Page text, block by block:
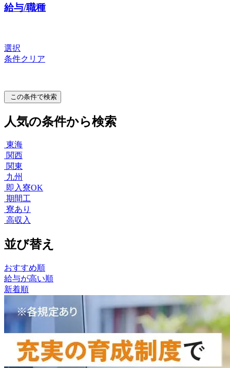
給与/職種
選択
条件クリア
この条件で検索
人気の条件から検索
東海
関西
関東
九州
即入寮OK
期間工
寮あり
高収入
並び替え
おすすめ順
給与が高い順
新着順